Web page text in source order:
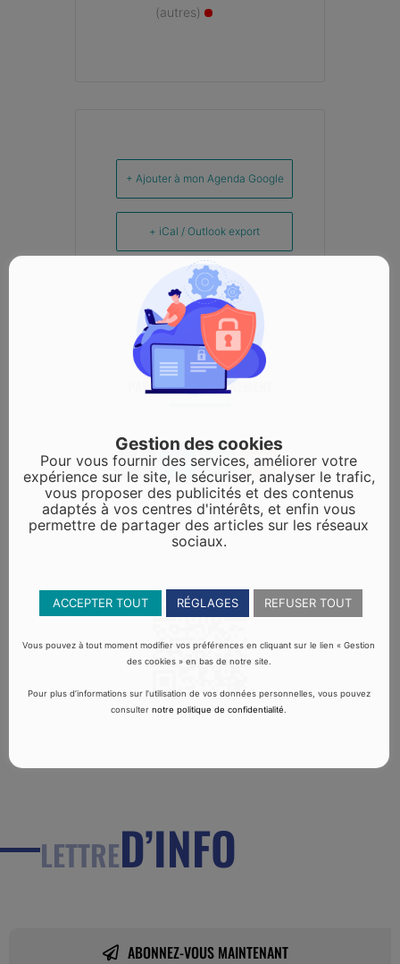
(autres)
+ Ajouter à mon Agenda Google
+ iCal / Outlook export
PARTAGEZ CET ÉVÉNEMENT
LETTRED’INFO
ABONNEZ-VOUS MAINTENANT
Gestion des cookies
Pour vous fournir des services, améliorer votre
expérience sur le site, le sécuriser, analyser le trafic,
vous proposer des publicités et des contenus
adaptés à vos centres d'intérêts, et enfin vous
permettre de partager des articles sur les réseaux
sociaux.
ACCEPTER TOUT RÉGLAGES REFUSER TOUT
Vous pouvez à tout moment modifier vos préférences en cliquant sur le lien « Gestion
des cookies » en bas de notre site.
Pour plus d’informations sur l’utilisation de vos données personnelles, vous pouvez
consulternotre politique de confidentialité.